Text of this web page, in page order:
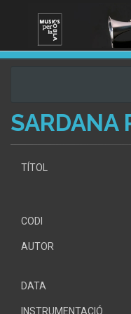
SARDANA
TÍTOL
CODI
AUTOR
DATA
INSTRUMENTACIÓ